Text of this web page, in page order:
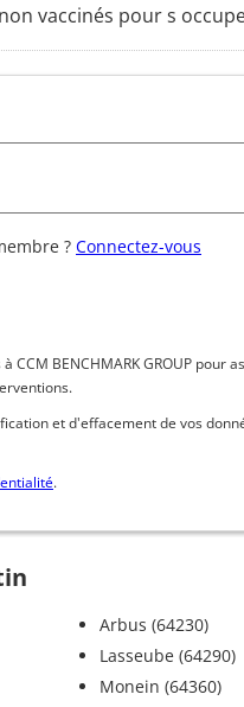
vaccinés pour s
? Connectez-vous
CCM BENCHMARK GROUP pour
et d'effacement de vos
.
Arbus (64230)
Lasseube (64290)
Monein (64360)